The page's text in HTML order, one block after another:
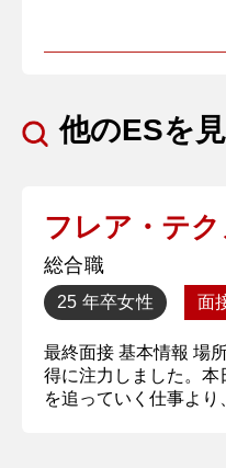
他のESを
フレア・テ
総合職
25 年卒女性 面
最終面接 基本情報 場
得に注力しました。
を追っていく仕事よ